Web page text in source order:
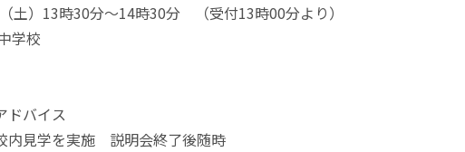
土）13時30分～14時30分 （受付13時00分より）
学校
ドバイス
内見学を実施 説明会終了後随時